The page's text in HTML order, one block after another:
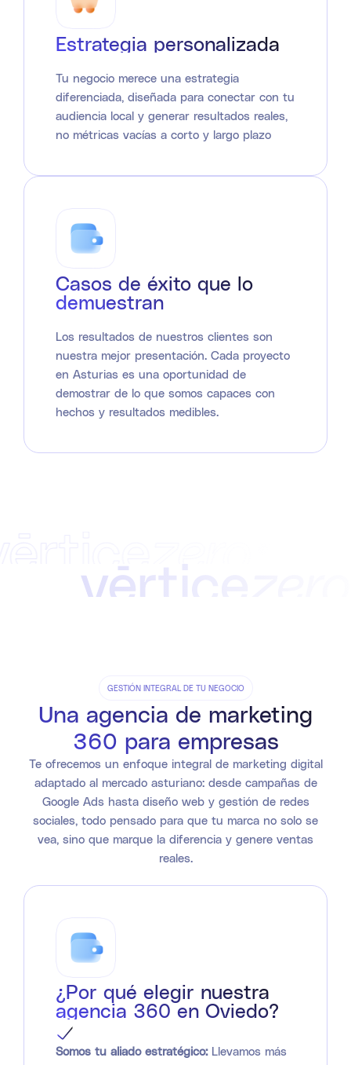
Estrategia personalizada
Tu negocio merece una estrategia
diferenciada, diseñada para conectar con tu
audiencia local y generar resultados reales,
no métricas vacías a corto y largo plazo
Casos de éxito que lo
demuestran
Los resultados de nuestros clientes son
nuestra mejor presentación. Cada proyecto
en Asturias es una oportunidad de
demostrar de lo que somos capaces con
hechos y resultados medibles.
GESTIÓN INTEGRAL DE TU NEGOCIO
Una agencia de marketing
360 para empresas
Te ofrecemos un enfoque integral de marketing digital
adaptado al mercado asturiano: desde campañas de
Google Ads hasta diseño web y gestión de redes
sociales, todo pensado para que tu marca no solo se
vea, sino que marque la diferencia y genere ventas
reales.
¿Por qué elegir nuestra
agencia 360 en Oviedo?
Somos tu aliado estratégico: Llevamos más